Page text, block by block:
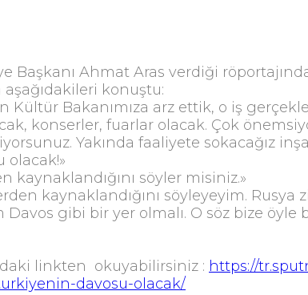
Başkanı Ahmat Aras verdiği
konuştu:
Kültür Bakanımıza arz ettik, o iş
konserler, fuarlar olacak. Çok
Yakında faaliyete sokacağız
olacak!»
kaynaklandığını söyler misiniz.»
kaynaklandığını söyleyeyim.
gibi bir yer olmalı. O söz bize öyle
linkten okuyabilirsiniz : https://
davosu-olacak/